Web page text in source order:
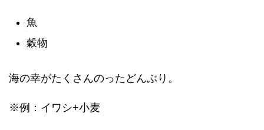
魚
穀物
海の幸がたくさんのったどんぶり。
※例：イワシ+小麦